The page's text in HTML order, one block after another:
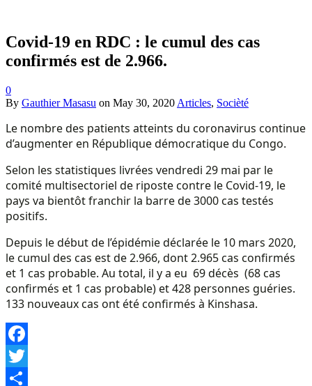
Covid-19 en RDC : le cumul des cas
confirmés est de 2.966.
0
By Gauthier Masasu on May 30, 2020 Articles, Socièté
Le nombre des patients atteints du coronavirus continue
d’augmenter en République démocratique du Congo.
Selon les statistiques livrées vendredi 29 mai par le
comité multisectoriel de riposte contre le Covid-19, le
pays va bientôt franchir la barre de 3000 cas testés
positifs.
Depuis le début de l’épidémie déclarée le 10 mars 2020,
le cumul des cas est de 2.966, dont 2.965 cas confirmés
et 1 cas probable. Au total, il y a eu 69 décès (68 cas
confirmés et 1 cas probable) et 428 personnes guéries.
133 nouveaux cas ont été confirmés à Kinshasa.
Facebook
Twitter